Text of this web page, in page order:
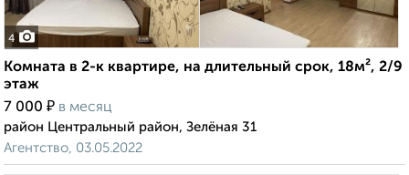
4
Комната в 2-к квартире, на длительный срок, 18м², 2/9
этаж
7 000 ₽ в месяц
район Центральный район, Зелёная 31
Агентство, 03.05.2022